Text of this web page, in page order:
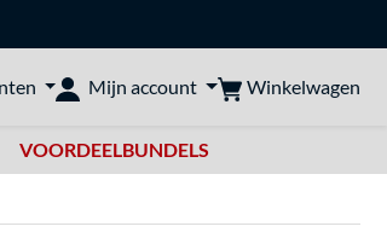
Mijn account Winkelwagen
VOORDEELBUNDELS